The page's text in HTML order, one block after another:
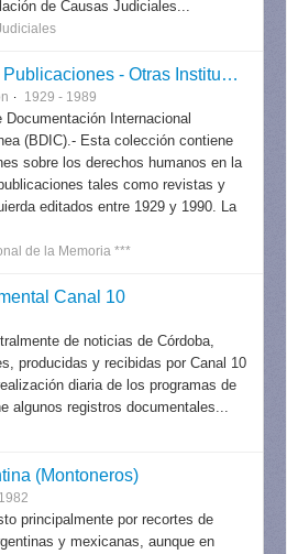
de Causas Judiciales...
Acervo de Publicaciones - Otras Instituciones
1929 - 1989
Documentación Internacional
(BDIC).- Esta colección contiene
sobre los derechos humanos en la
tales como revistas y
editados entre 1929 y 1990. La
de la Memoria ***
Canal 10
de noticias de Córdoba,
producidas y recibidas por Canal 10
diaria de los programas de
algunos registros documentales...
(Montoneros)
principalmente por recortes de
y mexicanas, aunque en